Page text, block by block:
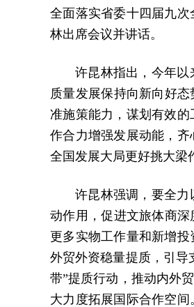
全面落实省委十四届九
林出席会议并讲话。
许昆林指出，今年
质量发展保持向新向好
准施策能力，谋划有效
作合力增强发展动能，
全国发展大局更好挑大梁
许昆林强调，要全
动作用，促进文旅体商
更多实物工作量和新增
外贸外资稳量提质，引导
带”提质行动，推动内外
大力度拓展国际合作空